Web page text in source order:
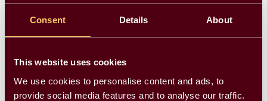
Consent Details About
This website uses cookies
We use cookies to personalise content and ads, to
provide social media features and to analyse our traffic.
Nogle af de tjenestervi
tilbyder